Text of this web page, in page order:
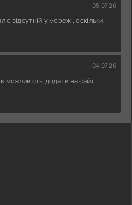
05.07.26
є відсутній у мережі, оскільки
04.07.26
можливість додати на сайт